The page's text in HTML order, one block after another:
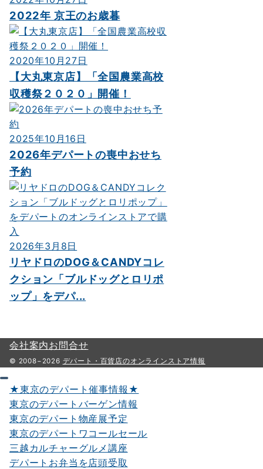
2022年 京王のお歳暮
2020年10月27日
【大丸東京店】「全国農業高校
収穫祭２０２０」開催！
2025年10月16日
2026年デパートの喪中おせち
予約
2026年3月8日
リヤドロのDOG＆CANDYコレ
クション「ブルドッグとロリポ
ップ」をデパ...
会社案内お問合せ
© 2008−2026 デパート・百貨店のオンラインストア情報
★東京のデパート催事情報★
東京のデパートバーゲン情報
東京のデパート物産展予定
東京のデパートワコールセール
三越カルチャーグルメ講座
デパートお弁当を店頭受取